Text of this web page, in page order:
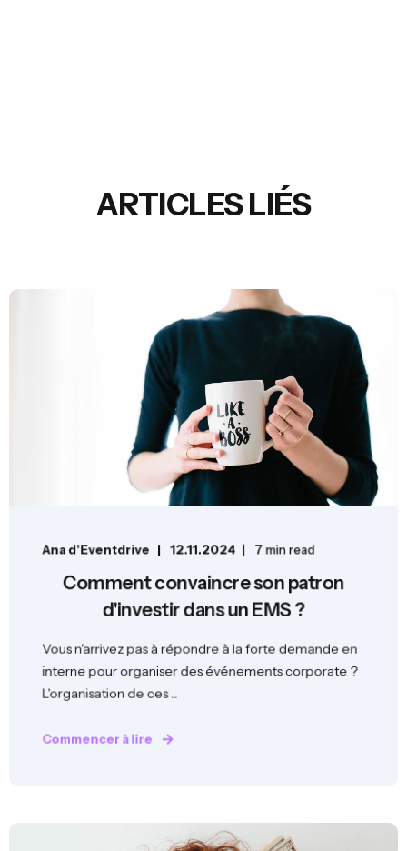
ARTICLES LIÉS
Ana d'Eventdrive 12.11.2024 7 min read
Comment convaincre son patron
d'investir dans un EMS ?
Vous n'arrivez pas à répondre à la forte demande en
interne pour organiser des événements corporate ?
L'organisation de ces ...
Commencer à lire